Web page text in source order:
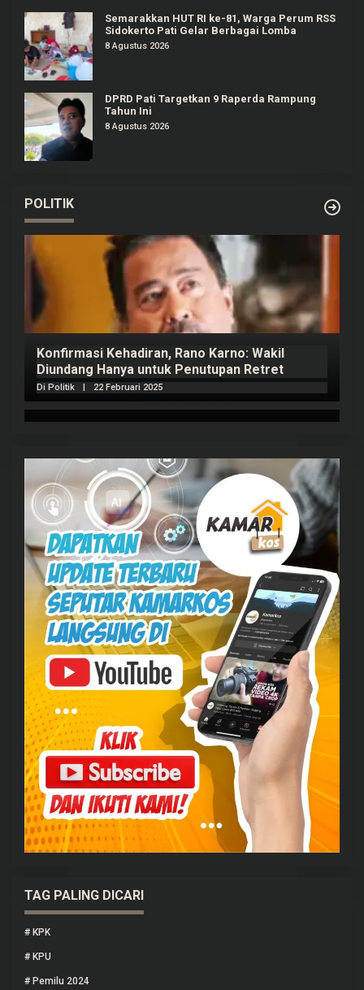
Semarakkan HUT RI ke-81, Warga Perum RSS
Sidokerto Pati Gelar Berbagai Lomba
8 Agustus 2026
DPRD Pati Targetkan 9 Raperda Rampung
Tahun Ini
8 Agustus 2026
POLITIK
Konfirmasi Kehadiran, Rano Karno: Wakil
Diundang Hanya untuk Penutupan Retret
Di Politik 22 Februari 2025
TAG PALING DICARI
# KPK
# KPU
# Pemilu 2024